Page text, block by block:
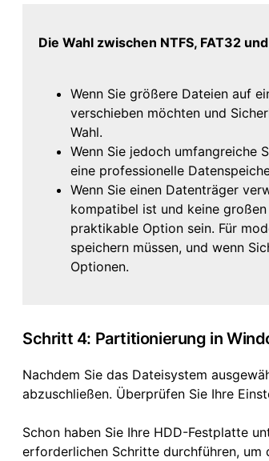
Die Wahl zwischen NTFS, FAT32
Wenn Sie größere Dateien auf
verschieben möchten und
Wahl.
Wenn Sie jedoch umfangreiche
eine professionelle
Wenn Sie einen Datenträger
kompatibel ist und keine
praktikable Option sein. Für
speichern müssen, und wenn
Optionen.
Schritt 4: Partitionierung in
Nachdem Sie das Dateisystem
abzuschließen. Überprüfen Sie Ihre
Schon haben Sie Ihre HDD-Festplatte
erforderlichen Schritte durchführen, um